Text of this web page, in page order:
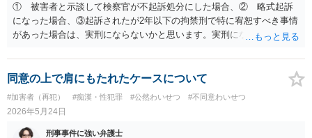
① 被害者と示談して検察官が不起訴処分にした場合、② 略式起訴
になった場合、③起訴されたが2年以下の拘禁刑で特に宥恕すべき事情
があった場合は、実刑にならないかと思います。実刑になった場合
す。威力業務妨害罪だけであれば、2年以上には私の弁護経験ではなら
ないかと思いますので、3年8カ月の刑期程度かと思います。ご参考に
同意の上で肩にもたれたケースについて
#加害者（再犯） #痴漢・性犯罪 #公然わいせつ #不同意わいせつ
2026年5月24日
刑事事件に強い弁護士